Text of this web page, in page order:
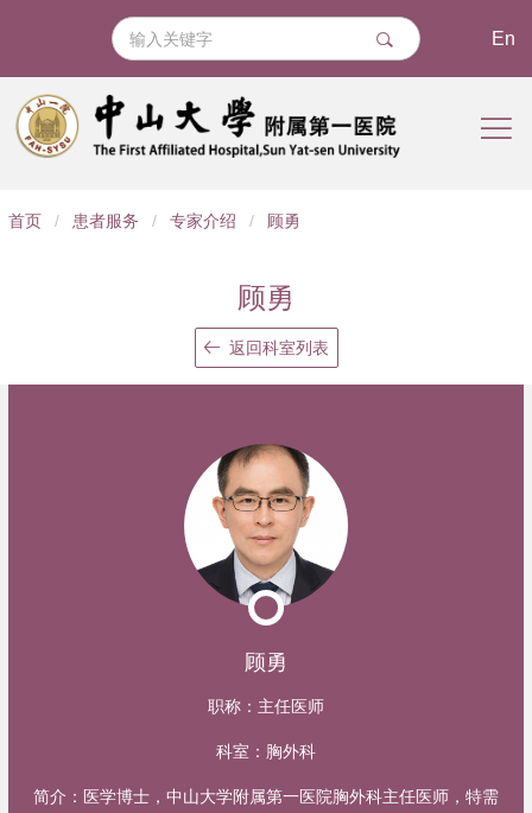
En
导
首页 / 患者服务 / 专家介绍 / 顾勇
顾勇
返回科室列表
顾勇
职称： 主任医师
科室： 胸外科
简介： 医学博士，中山大学附属第一医院胸外科主任医师，特需